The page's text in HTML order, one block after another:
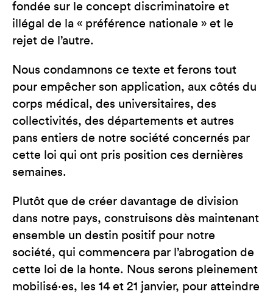
fondée sur le concept discriminatoire et
illégal de la « préférence nationale » et le
rejet de l’autre.
Nous condamnons ce texte et ferons tout
pour empêcher son application, aux côtés du
corps médical, des universitaires, des
collectivités, des départements et autres
pans entiers de notre société concernés par
cette loi qui ont pris position ces dernières
semaines.
Plutôt que de créer davantage de division
dans notre pays, construisons dès maintenant
ensemble un destin positif pour notre
société, qui commencera par l’abrogation de
cette loi de la honte. Nous serons pleinement
mobilisé·es, les 14 et 21 janvier, pour atteindre